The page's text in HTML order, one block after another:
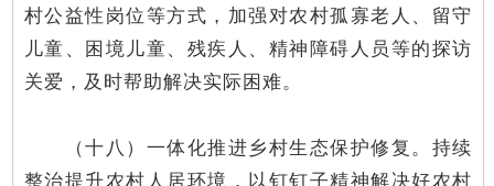
村公益性岗位等方式，加强对农村孤寡老人、留守
儿童、困境儿童、残疾人、精神障碍人员等的探访
关爱，及时帮助解决实际困难。
（十八）一体化推进乡村生态保护修复。持续
整治提升农村人居环境，以钉钉子精神解决好农村